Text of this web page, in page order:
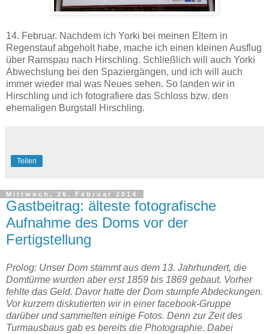
14. Februar. Nachdem ich Yorki bei meinen Eltern in
Regenstauf abgeholt habe, mache ich einen kleinen Ausflug
über Ramspau nach Hirschling. Schließlich will auch Yorki
Abwechslung bei den Spaziergängen, und ich will auch
immer wieder mal was Neues sehen. So landen wir in
Hirschling und ich fotografiere das Schloss bzw. den
ehemaligen Burgstall Hirschling.
Teilen
Mittwoch, 26. Februar 2014
Gastbeitrag: älteste fotografische
Aufnahme des Doms vor der
Fertigstellung
Prolog: Unser Dom stammt aus dem 13. Jahrhundert, die
Domtürme wurden aber erst 1859 bis 1869 gebaut. Vorher
fehlte das Geld. Davor hatte der Dom stumpfe Abdeckungen.
Vor kurzem diskutierten wir in einer facebook-Gruppe
darüber und sammelten einige Fotos. Denn zur Zeit des
Turmausbaus gab es bereits die Photographie. Dabei